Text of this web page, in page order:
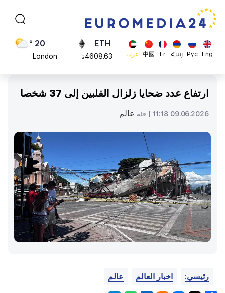
Eng
Рус
Հայ
Fr
中國 عرب
ADA
0.868816
ETH
$4608.63
20 °
London
23 °
Rome
23 °
Madrid
ارتفاع عدد ضحايا زلزال الفلبين إلى 37 شخصا
09.06.2026 11:18 | فئة عالم
رئيسي: اخبار العالم عالم